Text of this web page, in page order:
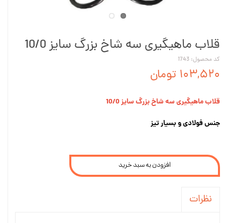
قلاب ماهیگیری سه شاخ بزرگ سایز 10/0
کد محصول: 1743
۱۰۳,۵۲۰ تومان
قلاب ماهیگیری سه شاخ بزرگ سایز 10/0
جنس فولادی و بسیار تیز
افزودن به سبد خرید
نظرات